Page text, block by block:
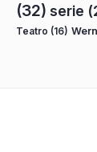
(32) serie
Teatro (16)